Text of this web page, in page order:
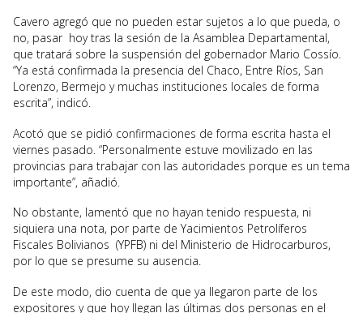
Cavero agregó que no pueden estar sujetos a lo que pueda, o
no, pasar hoy tras la sesión de la Asamblea Departamental,
que tratará sobre la suspensión del gobernador Mario Cossío.
“Ya está confirmada la presencia del Chaco, Entre Ríos, San
Lorenzo, Bermejo y muchas instituciones locales de forma
escrita”, indicó.
Acotó que se pidió confirmaciones de forma escrita hasta el
viernes pasado. “Personalmente estuve movilizado en las
provincias para trabajar con las autoridades porque es un tema
importante”, añadió.
No obstante, lamentó que no hayan tenido respuesta, ni
siquiera una nota, por parte de Yacimientos Petrolíferos
Fiscales Bolivianos (YPFB) ni del Ministerio de Hidrocarburos,
por lo que se presume su ausencia.
De este modo, dio cuenta de que ya llegaron parte de los
expositores y que hoy llegan las últimas dos personas en el